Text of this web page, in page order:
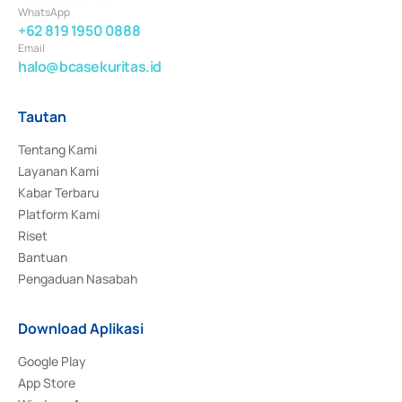
WhatsApp
+62 819 1950 0888
Email
halo@bcasekuritas.id
Tautan
Tentang Kami
Layanan Kami
Kabar Terbaru
Platform Kami
Riset
Bantuan
Pengaduan Nasabah
Download Aplikasi
Google Play
App Store